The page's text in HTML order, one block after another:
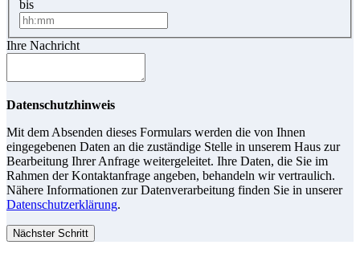
bis
Ihre Nachricht
Datenschutzhinweis
Mit dem Absenden dieses Formulars werden die von Ihnen
eingegebenen Daten an die zuständige Stelle in unserem Haus zur
Bearbeitung Ihrer Anfrage weitergeleitet. Ihre Daten, die Sie im
Rahmen der Kontaktanfrage angeben, behandeln wir vertraulich.
Nähere Informationen zur Datenverarbeitung finden Sie in unserer
Datenschutzerklärung.
Nächster Schritt